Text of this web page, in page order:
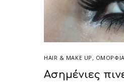
HAIR & MAKE UP , ΟΜΟΡΦΙΑ
Ασημένιες